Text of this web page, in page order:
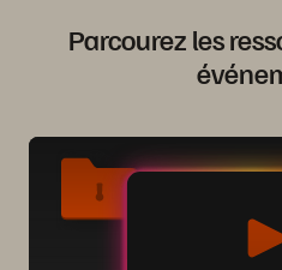
Parcourez les